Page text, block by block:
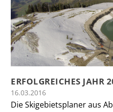
ERFOLGREICHES JAHR
16.03.2016
Die Skigebietsplaner aus